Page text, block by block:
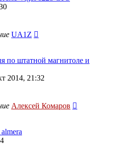
UA1Z
по штатной магнитоле и
2014, 21:32
Алексей Комаров